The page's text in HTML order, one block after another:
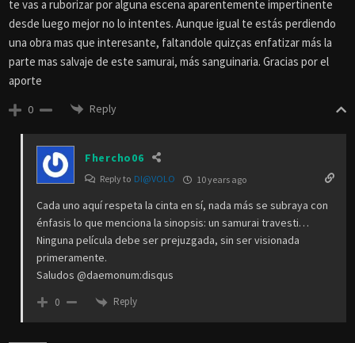
te vas a ruborizar por alguna escena aparentemente impertinente
desde luego mejor no lo intentes. Aunque igual te estás perdiendo
una obra mas que interesante, faltandole quizças enfatizar más la
parte mas salvaje de este samurai, más sanguinaria. Gracias por el
aporte
0 Reply
Fhercho06
Reply to DI@VOLO 10 years ago
Cada uno aquí respeta la cinta en sí, nada más se subraya con
énfasis lo que menciona la sinopsis: un samurai travesti…
Ninguna película debe ser prejuzgada, sin ser visionada
primeramente.
Saludos @daemonum:disqus
0 Reply